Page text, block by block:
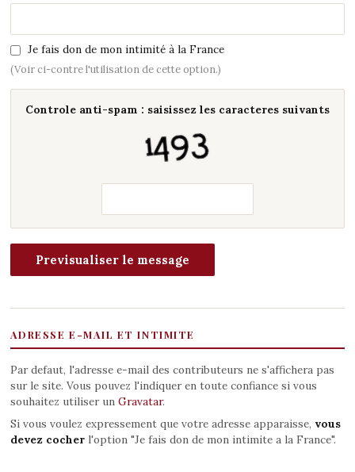
Je fais don de mon intimité à la France
(Voir ci-contre l'utilisation de cette option.)
Controle anti-spam : saisissez les caracteres suivants
ADRESSE E-MAIL ET INTIMITE
Par defaut, l'adresse e-mail des contributeurs ne s'affichera pas
sur le site. Vous pouvez l'indiquer en toute confiance si vous
souhaitez utiliser un Gravatar.
Si vous voulez expressement que votre adresse apparaisse, vous
devez cocherl'option "Je fais don de mon intimite a la France".